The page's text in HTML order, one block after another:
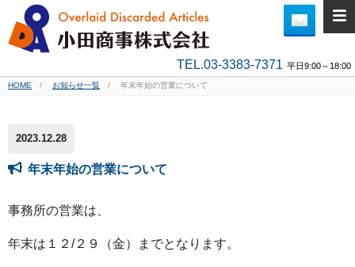
TEL.03-3383-7371 平日9:00～18:00
HOME お知らせ一覧 年末年始の営業について
2023.12.28
年末年始の営業について
事務所の営業は、
年末は１２/２９（金）までとなります。